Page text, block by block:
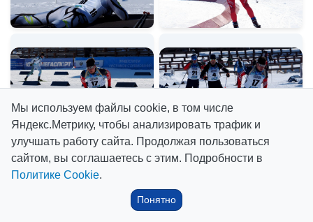
Мы используем файлы cookie, в том числе
Яндекс.Метрику, чтобы анализировать трафик и
улучшать работу сайта. Продолжая пользоваться
сайтом, вы соглашаетесь с этим. Подробности в
Политике Cookie.
Понятно